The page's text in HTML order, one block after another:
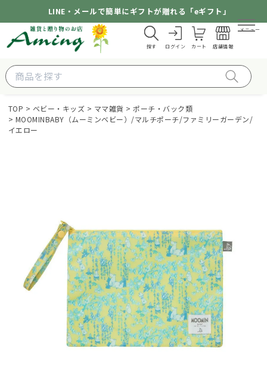
LINE・メールで簡単にギフトが贈れる「eギフト」
探す ログイン カート 店舗情報
メニュー
TOP ベビー・キッズ ママ雑貨
ポーチ・バック類
MOOMINBABY（ムーミンベビー）/マルチポーチ/ファミリーガーデン/
イエロー